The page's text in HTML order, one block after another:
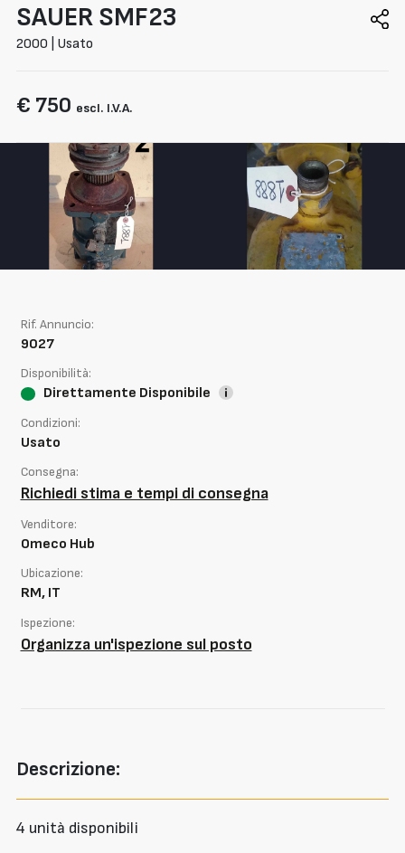
Descrizione:
4 unità disponibili
SAUER SMF23
2000 | Usato
€ 750 escl. I.V.A.
Rif. Annuncio:
9027
Disponibilità:
Direttamente Disponibile
Condizioni:
Usato
Consegna:
Richiedi stima e tempi di consegna
Venditore:
Omeco Hub
Ubicazione:
RM, IT
Ispezione:
Organizza un'ispezione sul posto